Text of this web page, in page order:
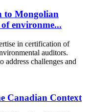
to Mongolian
environme...
in certification of
auditors.
address challenges and
Canadian Context